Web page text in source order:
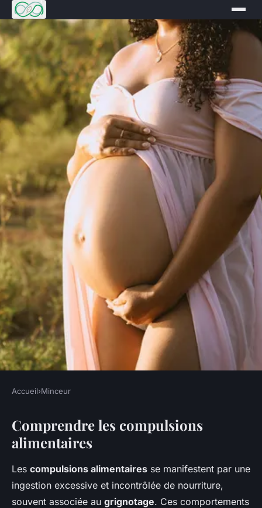
Compulsions alimentaires et
grignotage: comment
reprendre le contrôle?
William • 27 février 2025 5 min de lecture
Accueil›Minceur
Comprendre les compulsions
alimentaires
Les compulsions alimentaires se manifestent par une
ingestion excessive et incontrôlée de nourriture,
souvent associée au grignotage. Ces comportements